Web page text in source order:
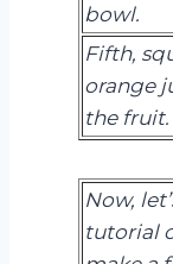
bowl.
Fifth,
orange
the fruit.
Now,
tutorial